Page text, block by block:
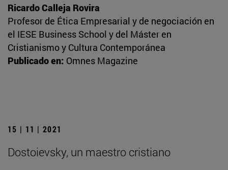
Ricardo Calleja Rovira
Profesor de Ética Empresarial y de negociación en
el IESE Business School y del Máster en
Cristianismo y Cultura Contemporánea
Publicado en: Omnes Magazine
15 | 11 | 2021
Dostoievsky, un maestro cristiano